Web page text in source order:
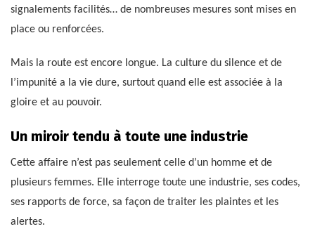
signalements facilités… de nombreuses mesures sont mises en
place ou renforcées.
Mais la route est encore longue. La culture du silence et de
l’impunité a la vie dure, surtout quand elle est associée à la
gloire et au pouvoir.
Un miroir tendu à toute une industrie
Cette affaire n’est pas seulement celle d’un homme et de
plusieurs femmes. Elle interroge toute une industrie, ses codes,
ses rapports de force, sa façon de traiter les plaintes et les
alertes.